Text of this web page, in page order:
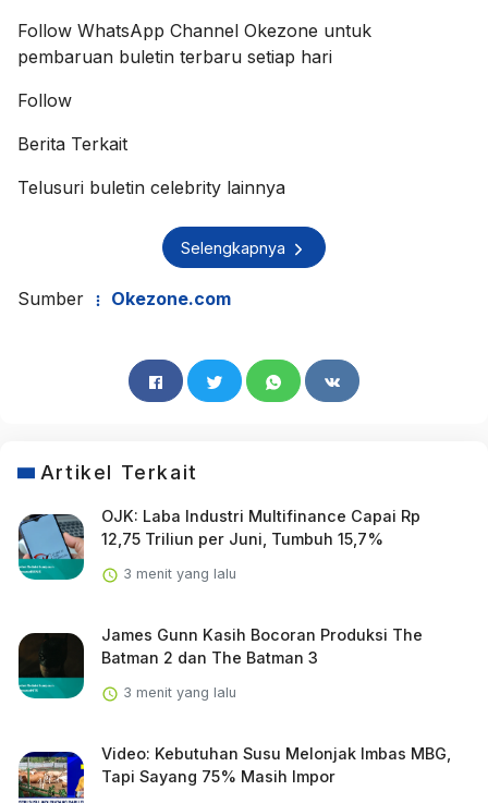
Follow WhatsApp Channel Okezone untuk
pembaruan buletin terbaru setiap hari
Follow
Berita Terkait
Telusuri buletin celebrity lainnya
Selengkapnya
Sumber Okezone.com
Artikel Terkait
OJK: Laba Industri Multifinance Capai Rp
12,75 Triliun per Juni, Tumbuh 15,7%
3 menit yang lalu
James Gunn Kasih Bocoran Produksi The
Batman 2 dan The Batman 3
3 menit yang lalu
Video: Kebutuhan Susu Melonjak Imbas MBG,
Tapi Sayang 75% Masih Impor